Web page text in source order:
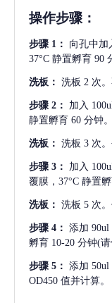
操作步骤：
步骤 1： 向孔中加
37°C 静置孵育 90
洗板： 洗板 2 次。
步骤 2： 加入
静置孵育 60 分钟。
洗板： 洗板 3 次
步骤 3： 加入
覆膜，37°C 静置孵
洗板： 洗板 5 次
步骤 4： 添加 90ul
孵育 10-20 分钟(
步骤 5： 添加 50ul
OD450 值并计算。